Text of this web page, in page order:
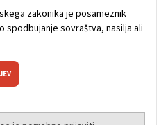
zakonika je posameznik
spodbujanje sovraštva, nasilja ali